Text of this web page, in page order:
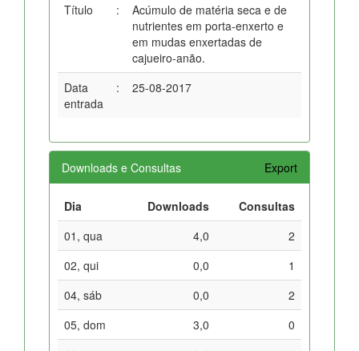
Título :
Acúmulo de matéria seca e de
nutrientes em porta-enxerto e
em mudas enxertadas de
cajueiro-anão.
Data
entrada
: 25-08-2017
Downloads e Consultas Export
Dia Downloads
Consultas
01, qua
4,0
2
02, qui
0,0
1
04, sáb
0,0
2
05, dom
3,0
0